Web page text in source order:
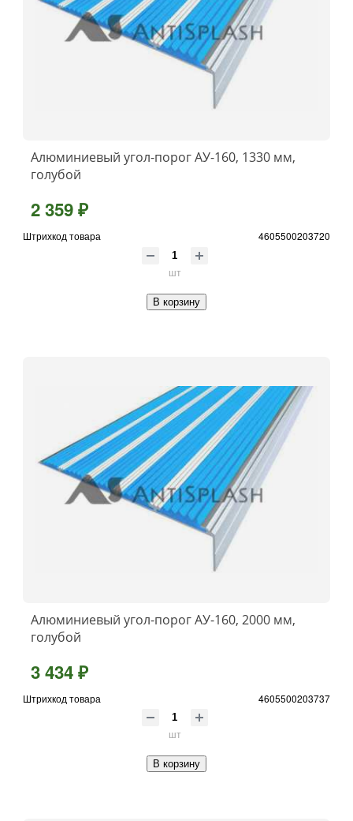
Алюминиевый угол-порог АУ-160, 1330 мм,
голубой
2 359 ₽
Штрихкод товара 4605500203720
шт
В корзину
Алюминиевый угол-порог АУ-160, 2000 мм,
голубой
3 434 ₽
Штрихкод товара 4605500203737
шт
В корзину